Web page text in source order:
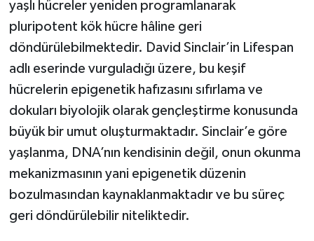
yaşlı hücreler yeniden programlanarak
pluripotent kök hücre hâline geri
döndürülebilmektedir. David Sinclair’in Lifespan
adlı eserinde vurguladığı üzere, bu keşif
hücrelerin epigenetik hafızasını sıfırlama ve
dokuları biyolojik olarak gençleştirme konusunda
büyük bir umut oluşturmaktadır. Sinclair’e göre
yaşlanma, DNA’nın kendisinin değil, onun okunma
mekanizmasının yani epigenetik düzenin
bozulmasından kaynaklanmaktadır ve bu süreç
geri döndürülebilir niteliktedir.